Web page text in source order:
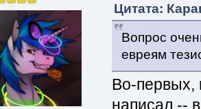
Цитата:
Вопрос
евреям
Во-первых,
написал --